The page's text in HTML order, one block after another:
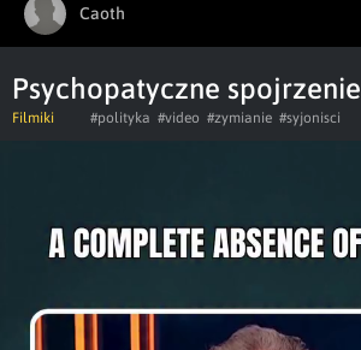
Caoth
Psychopatyczne spojrzenie
Filmiki #polityka #video #zymianie #syjonisci